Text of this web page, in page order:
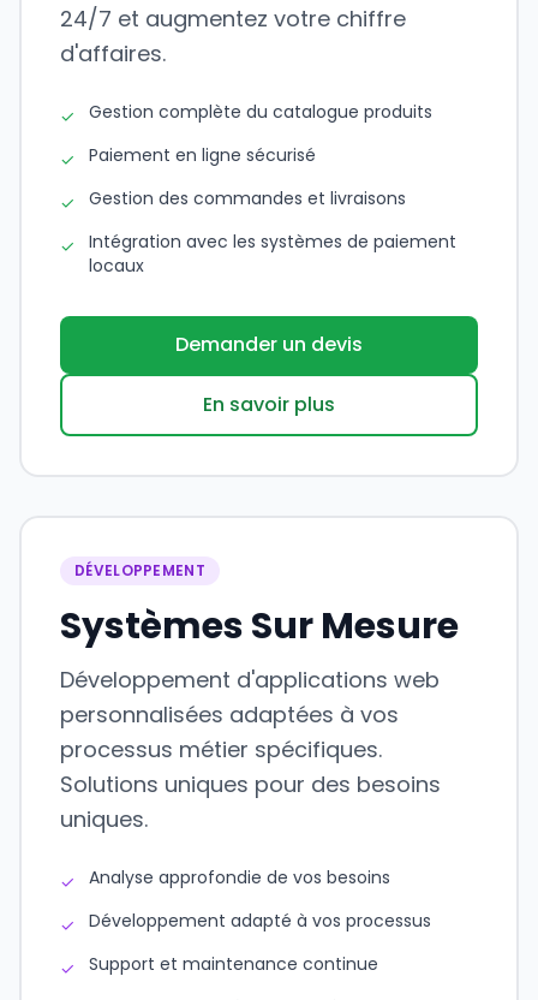
24/7 et augmentez votre chiffre
d'affaires.
✓
Gestion complète du catalogue produits
✓
Paiement en ligne sécurisé
✓
Gestion des commandes et livraisons
✓
Intégration avec les systèmes de paiement
locaux
Demander un devis
En savoir plus
DÉVELOPPEMENT
Systèmes Sur Mesure
Développement d'applications web
personnalisées adaptées à vos
processus métier spécifiques.
Solutions uniques pour des besoins
uniques.
✓
Analyse approfondie de vos besoins
✓
Développement adapté à vos processus
✓
Support et maintenance continue